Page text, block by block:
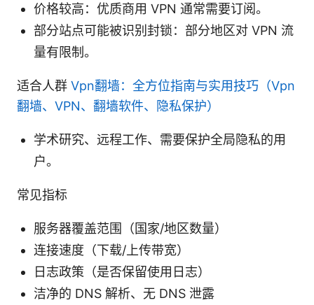
价格较高：优质商用 VPN 通常需要订阅。
部分站点可能被识别封锁：部分地区对 VPN 流
量有限制。
适合人群 Vpn翻墙：全方位指南与实用技巧（Vpn
翻墙、VPN、翻墙软件、隐私保护）
学术研究、远程工作、需要保护全局隐私的用
户。
常见指标
服务器覆盖范围（国家/地区数量）
连接速度（下载/上传带宽）
日志政策（是否保留使用日志）
洁净的 DNS 解析、无 DNS 泄露